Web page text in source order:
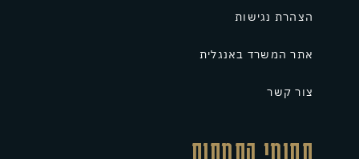
הצהרת נגישות
אתר המשרד באנגלית
צור קשר
תחומי התמחות